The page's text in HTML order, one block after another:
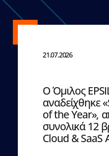
21.07.2026
Ο Όμιλος
αναδείχθηκε
of the Year»,
συνολικά 12
Cloud & SaaS